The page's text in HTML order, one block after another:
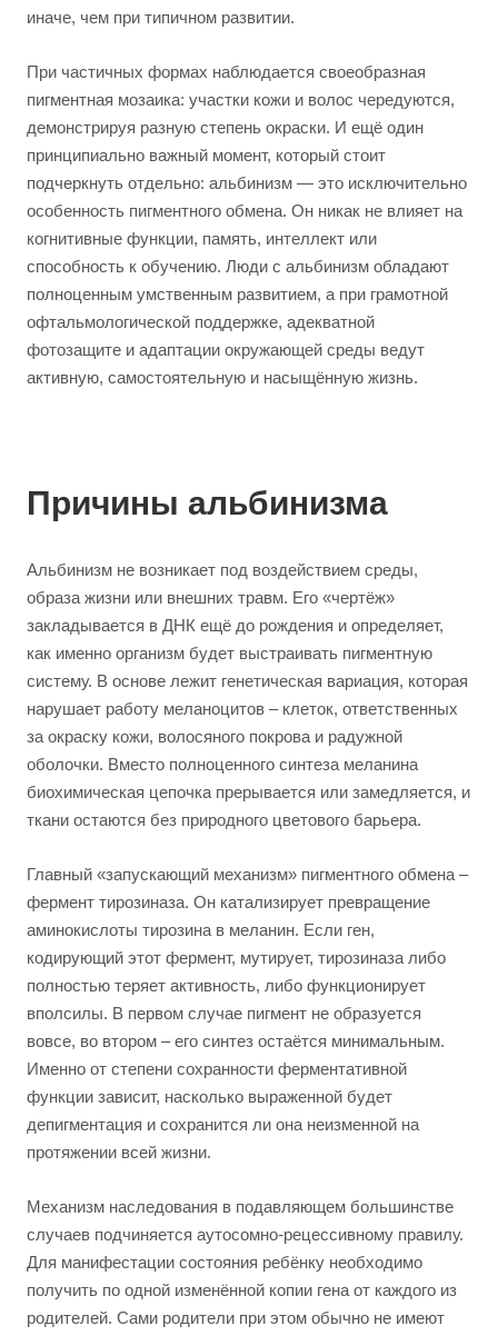
иначе, чем при типичном развитии.
При частичных формах наблюдается своеобразная
пигментная мозаика: участки кожи и волос чередуются,
демонстрируя разную степень окраски. И ещё один
принципиально важный момент, который стоит
подчеркнуть отдельно: альбинизм — это исключительно
особенность пигментного обмена. Он никак не влияет на
когнитивные функции, память, интеллект или
способность к обучению. Люди с альбинизм обладают
полноценным умственным развитием, а при грамотной
офтальмологической поддержке, адекватной
фотозащите и адаптации окружающей среды ведут
активную, самостоятельную и насыщённую жизнь.
Причины альбинизма
Альбинизм не возникает под воздействием среды,
образа жизни или внешних травм. Его «чертёж»
закладывается в ДНК ещё до рождения и определяет,
как именно организм будет выстраивать пигментную
систему. В основе лежит генетическая вариация, которая
нарушает работу меланоцитов – клеток, ответственных
за окраску кожи, волосяного покрова и радужной
оболочки. Вместо полноценного синтеза меланина
биохимическая цепочка прерывается или замедляется, и
ткани остаются без природного цветового барьера.
Главный «запускающий механизм» пигментного обмена –
фермент тирозиназа. Он катализирует превращение
аминокислоты тирозина в меланин. Если ген,
кодирующий этот фермент, мутирует, тирозиназа либо
полностью теряет активность, либо функционирует
вполсилы. В первом случае пигмент не образуется
вовсе, во втором – его синтез остаётся минимальным.
Именно от степени сохранности ферментативной
функции зависит, насколько выраженной будет
депигментация и сохранится ли она неизменной на
протяжении всей жизни.
Механизм наследования в подавляющем большинстве
случаев подчиняется аутосомно-рецессивному правилу.
Для манифестации состояния ребёнку необходимо
получить по одной изменённой копии гена от каждого из
родителей. Сами родители при этом обычно не имеют